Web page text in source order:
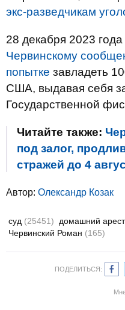
экс-разведчикам
28 декабря 2023
Червинскому
попытке завладеть
США, выдавая себя
Государственной
Читайте также:
под залог,
стражей до 4
Автор: Олександр Козак
суд (25451) домашний арест
Червинский Роман (165)
ПОДЕЛИТЬСЯ: